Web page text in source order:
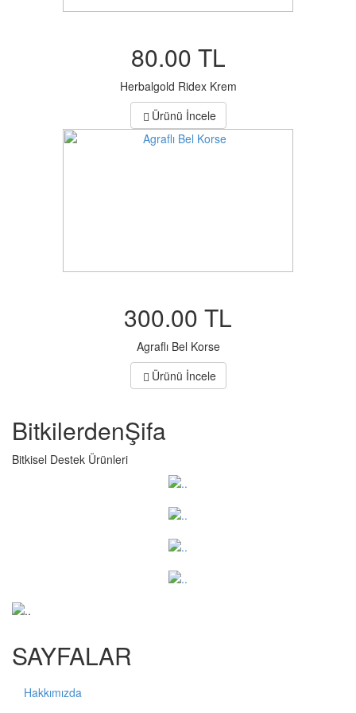
80.00 TL
Herbalgold Ridex Krem
Ürünü İncele
300.00 TL
Agraflı Bel Korse
Ürünü İncele
BitkilerdenŞifa
Bitkisel Destek Ürünleri
SAYFALAR
Hakkımızda